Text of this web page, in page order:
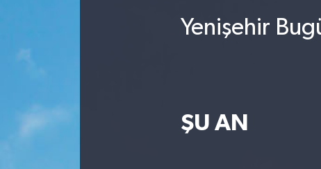
Yenişehir
ŞU AN
Süper Lig Puan Durumu ve Fikstür
Son Dakika Haberleri